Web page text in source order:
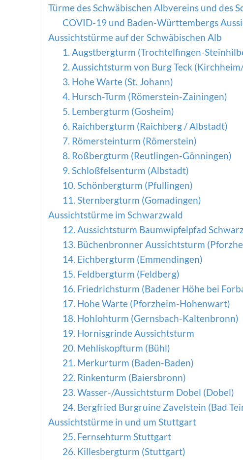
Türme des Schwäbischen Albvereins und des
COVID-19 und Baden-Württembergs
Aussichtstürme auf der Schwäbischen Alb
1. Augstbergturm (Trochtelfingen-
2. Aussichtsturm von Burg Teck
3. Hohe Warte (St. Johann)
4. Hursch-Turm (Römerstein-Zainingen)
5. Lembergturm (Gosheim)
6. Raichbergturm (Raichberg / Albstadt)
7. Römersteinturm (Römerstein)
8. Roßbergturm (Reutlingen-Gönningen)
9. Schloßfelsenturm (Albstadt)
10. Schönbergturm (Pfullingen)
11. Sternbergturm (Gomadingen)
Aussichtstürme im Schwarzwald
12. Aussichtsturm Baumwipfelpfad
13. Büchenbronner Aussichtsturm
14. Eichbergturm (Emmendingen)
15. Feldbergturm (Feldberg)
16. Friedrichsturm (Badener Höhe bei
17. Hohe Warte (Pforzheim-Hohenwart)
18. Hohlohturm (Gernsbach-Kaltenbronn)
19. Hornisgrinde Aussichtsturm
20. Mehliskopfturm (Bühl)
21. Merkurturm (Baden-Baden)
22. Rinkenturm (Baiersbronn)
23. Wasser-/Aussichtsturm Dobel (Dobel)
24. Bergfried Burgruine Zavelstein (Bad
Aussichtstürme in und um Stuttgart
25. Fernsehturm Stuttgart
26. Killesbergturm (Stuttgart)